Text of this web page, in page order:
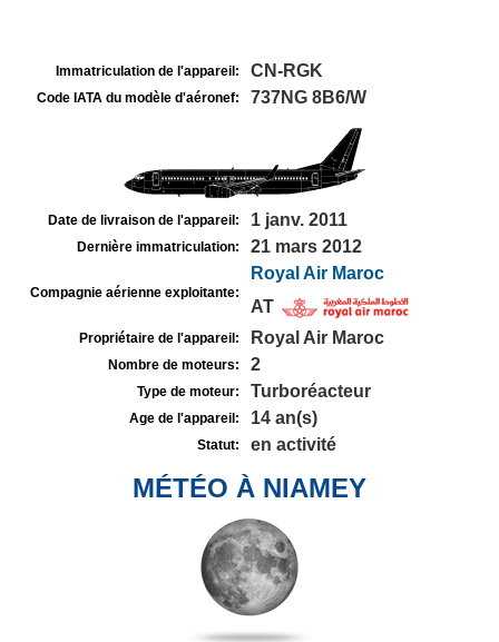
Immatriculation de l'appareil: CN-RGK
Code IATA du modèle d'aéronef: 737NG 8B6/W
Date de livraison de l'appareil: 1 janv. 2011
Dernière immatriculation: 21 mars 2012
Compagnie aérienne exploitante:
Royal Air Maroc
AT
Propriétaire de l'appareil: Royal Air Maroc
Nombre de moteurs: 2
Type de moteur: Turboréacteur
Age de l'appareil: 14 an(s)
Statut: en activité
MÉTÉO À NIAMEY